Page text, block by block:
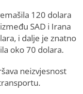
120 dolara
SAD i Irana
i dalje je znatno
oko 70 dolara.
neizvjesnost